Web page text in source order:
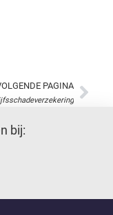
PAGINA
bij: